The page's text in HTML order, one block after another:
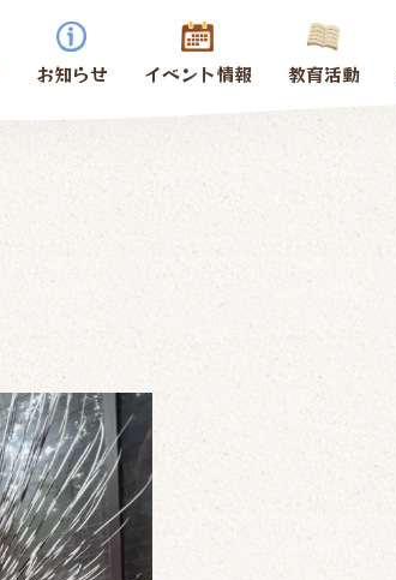
お知らせ イベント情報 教育活動